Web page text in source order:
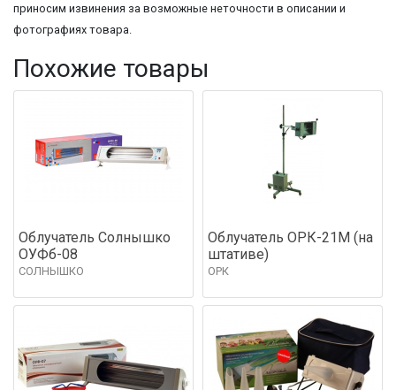
приносим извинения за возможные неточности в описании и
фотографиях товара.
Похожие товары
Облучатель Солнышко
ОУФб-08
СОЛНЫШКО
Облучатель ОРК-21М (на
штативе)
ОРК